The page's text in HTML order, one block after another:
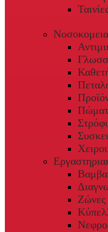
Ζώνες